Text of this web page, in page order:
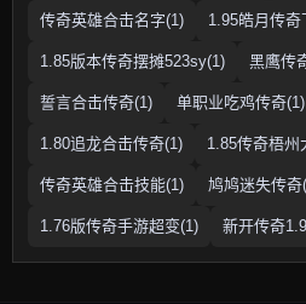
传奇英雄合击名字(1) 1.95皓月传奇
1.85版本传奇摆摊523sy(1) 黑鹰传
誓言合击传奇(1) 单职业吃鸡传奇(1)
1.80追龙合击传奇(1) 1.85传奇梧州
传奇英雄合击技能(1) 鸠鸠迷失传奇
1.76版传奇手游超变(1) 新开传奇